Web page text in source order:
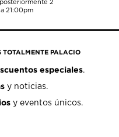
2
21:00pm
PALACIO
especiales.
y noticias.
y eventos únicos.